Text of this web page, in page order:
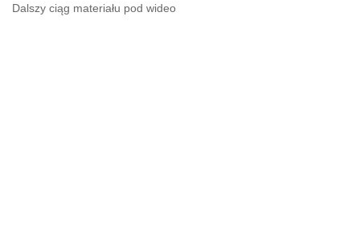
Dalszy ciąg materiału pod wideo